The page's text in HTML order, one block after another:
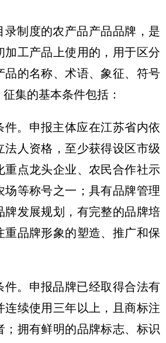
制度的农产品产品品牌，是
加工产品上使用的，用于区分
品的名称、术语、象征、符号
集的基本条件包括：
件。申报主体应在江苏省内依
法人资格，至少获得设区市级
重点龙头企业、农民合作社示
场等称号之一；具有品牌管理
牌发展规划，有完整的品牌培
重品牌形象的塑造、推广和保
件。申报品牌已经取得合法有
连续使用三年以上，且商标注
；拥有鲜明的品牌标志、标识